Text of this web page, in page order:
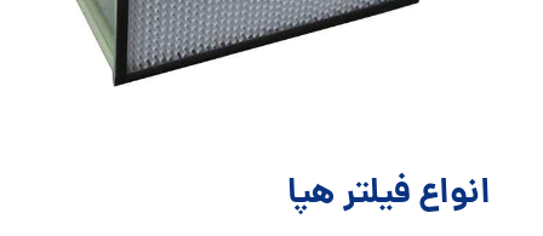
انواع فیلتر هپا